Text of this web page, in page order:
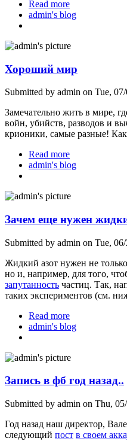
Read more
admin's blog
Хороший мир
Submitted by admin on Tue,
Замечательно жить в мире,
войн, убийств, разводов и
крионики, самые разные!
Read more
admin's blog
Зачем еще нужен
Submitted by admin on Tue,
Жидкий азот нужен не
но и, например, для того,
запутанность частиц. Так,
таких экспериментов (см.
Read more
admin's blog
Запись в фб год назад..
Submitted by admin on Thu,
Год назад наш директор,
следующий пост в своем